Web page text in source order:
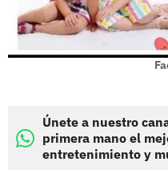
Únete a nuestro
primera mano el
entretenimiento y